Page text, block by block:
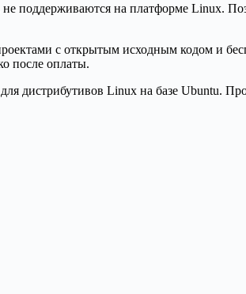
поддерживаются на платформе Linux.
с открытым исходным кодом и
после оплаты.
дистрибутивов Linux на базе Ubuntu.